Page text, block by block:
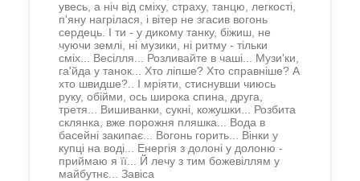
увесь, а ніч від сміху, страху, танцю, легкості,
п'яну нагрілася, і вітер не згасив вогонь
сердець. І ти - у дикому танку, біжиш, не
чуючи землі, ні музики, ні ритму - тільки
сміх... Весілля... Розливайте в чаші... Музи'ки,
га'йда у танок... Хто ліпше? Хто справніше? А
хто швидше?.. І мріяти, стиснувши чиюсь
руку, обійми, ось широка спина, друга,
третя... Вишиванки, сукні, кожушки... Розбита
склянка, вже порожня пляшка... Вода в
басейні закипає... Вогонь горить... Вінки у
купці на воді... Енергія з долоні у долоню -
приймаю я її... Й лечу з тим божевіллям у
майбутнє... Завіса